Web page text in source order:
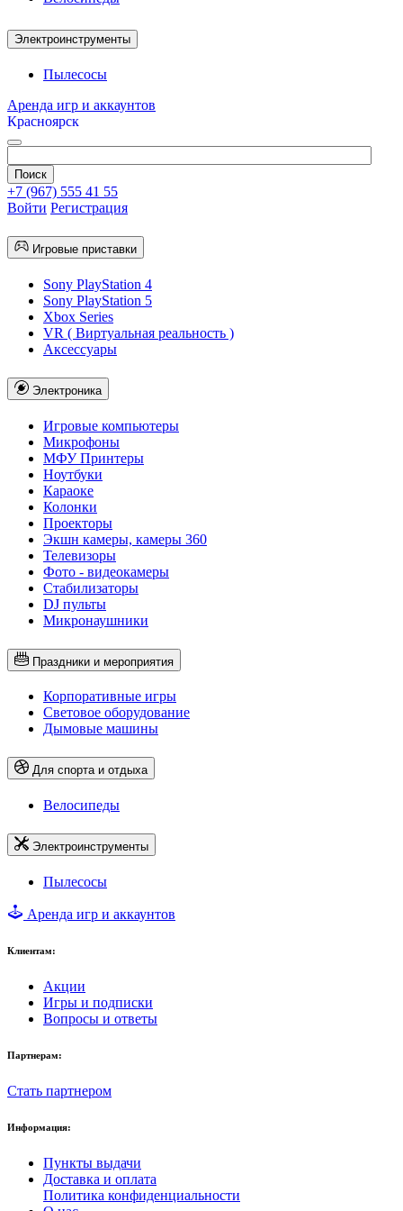
Электроинструменты
Пылесосы
Аренда игр и аккаунтов
Красноярск
+7 (967) 555 41 55
Войти Регистрация
Игровые приставки
Sony PlayStation 4
Sony PlayStation 5
Xbox Series
VR ( Виртуальная реальность )
Аксессуары
Электроника
Игровые компьютеры
Микрофоны
МФУ Принтеры
Ноутбуки
Караоке
Колонки
Проекторы
Экшн камеры, камеры 360
Телевизоры
Фото - видеокамеры
Стабилизаторы
DJ пульты
Микронаушники
Праздники и мероприятия
Корпоративные игры
Световое оборудование
Дымовые машины
Для спорта и отдыха
Велосипеды
Электроинструменты
Пылесосы
Аренда игр и аккаунтов
Клиентам:
Акции
Игры и подписки
Вопросы и ответы
Партнерам:
Стать партнером
Информация:
Пункты выдачи
Доставка и оплата
Политика конфиденциальности